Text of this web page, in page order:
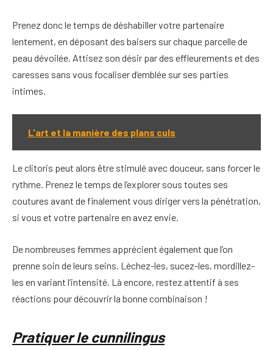
Prenez donc le temps de déshabiller votre partenaire
lentement, en déposant des baisers sur chaque parcelle de
peau dévoilée. Attisez son désir par des effleurements et des
caresses sans vous focaliser d’emblée sur ses parties
intimes.
L'art et la manière des plans culs
Le clitoris peut alors être stimulé avec douceur, sans forcer le
rythme. Prenez le temps de l’explorer sous toutes ses
coutures avant de finalement vous diriger vers la pénétration,
si vous et votre partenaire en avez envie.
De nombreuses femmes apprécient également que l’on
prenne soin de leurs seins. Lèchez-les, sucez-les, mordillez-
les en variant l’intensité. Là encore, restez attentif à ses
réactions pour découvrir la bonne combinaison !
Pratiquer le cunnilingus